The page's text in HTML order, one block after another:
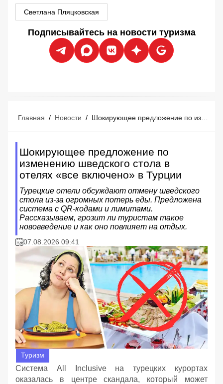
Светлана Пляцковская
Подписывайтесь на новости туризма
Главная / Новости /
Шокирующее предложение по
изменению шведского стола в
отелях «все включено» в Турции
Турецкие отели обсуждают отмену шведского
стола из-за огромных потерь еды. Предложена
система с QR-кодами и лимитами.
Рассказываем, грозит ли туристам такое
нововведение и как оно повлияет на отдых.
07.08.2026 09:41
Туризм
Система All Inclusive на турецких курортах
оказалась в центре скандала, который может